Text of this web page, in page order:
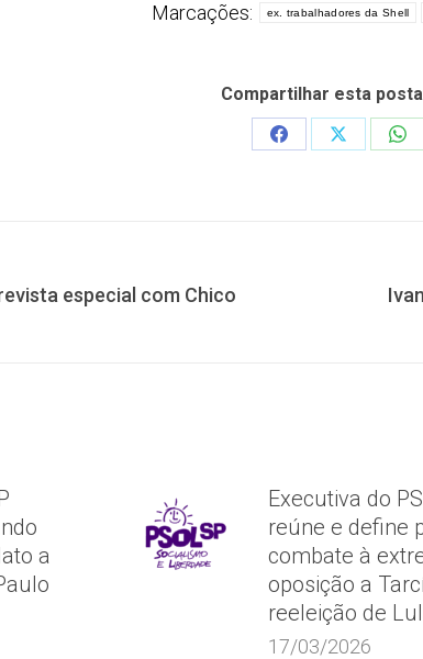
Marcações: ex. trabalhadores da Shell
Compartilhar esta
Share
Share
especial com Chico
a
Executiva do
reúne e define
combate à
oposição a
reeleição de
17/03/2026